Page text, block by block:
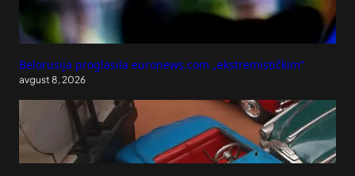
Belorusija proglasila euronews.com „ekstremističkim“
avgust 8, 2026